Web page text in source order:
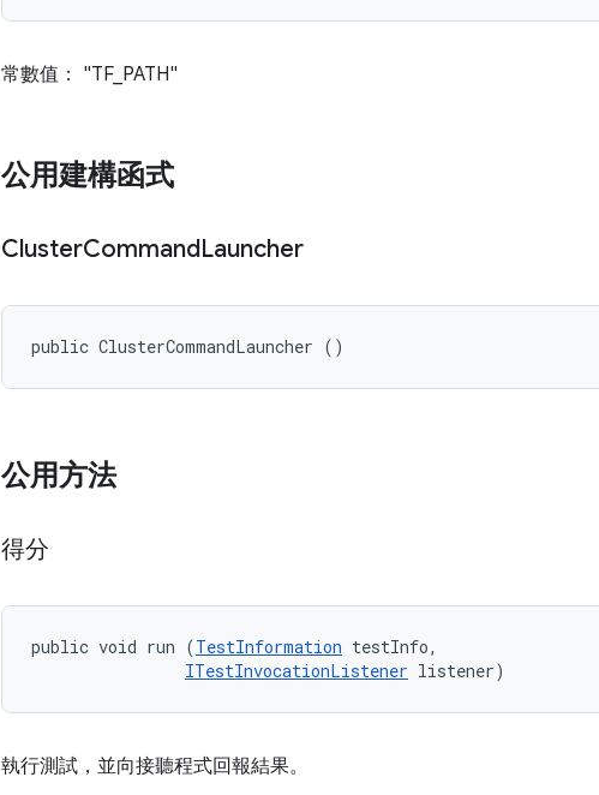
常數值： "TF_PATH"
公用建構函式
ClusterCommandLauncher
public ClusterCommandLauncher ()
公用方法
得分
public void run (TestInformation testInfo,
ITestInvocationListener listener)
執行測試，並向接聽程式回報結果。